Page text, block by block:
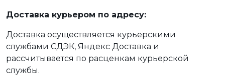
Доставка курьером по адресу:
Доставка осуществляется курьерскими
службами СДЭК, Яндекс Доставка и
рассчитывается по расценкам курьерской
службы.